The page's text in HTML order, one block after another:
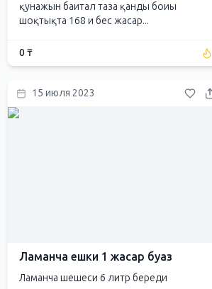
қунажын баитал таза қанды боиы
шоқтықта 168 и бес жасар...
0 ₸
15 июля 2023
Ламанча ешки 1 жасар буаз
Ламанча шешеси 6 литр береди